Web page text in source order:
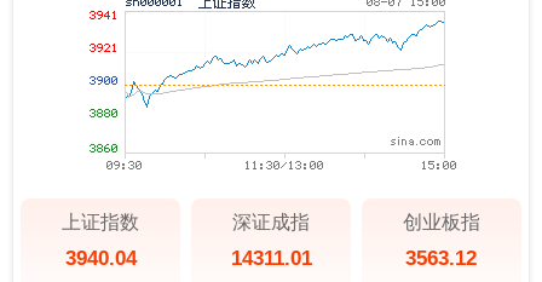
上证指数
3940.04
深证成指
14311.01
创业板指
3563.12